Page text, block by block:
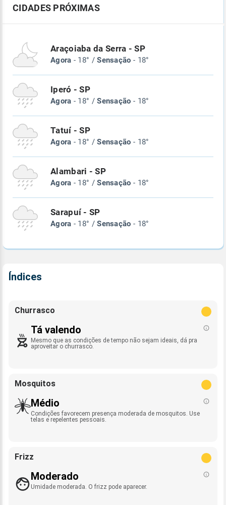
CIDADES PRÓXIMAS
Araçoiaba da Serra - SP
Agora - 18° /Sensação - 18°
Iperó - SP
Agora - 18° /Sensação - 18°
Tatuí - SP
Agora - 18° /Sensação - 18°
Alambari - SP
Agora - 18° /Sensação - 18°
Sarapuí - SP
Agora - 18° /Sensação - 18°
Índices
Churrasco
Tá valendo
Mesmo que as condições de tempo não sejam ideais, dá pra
aproveitar o churrasco.
Mosquitos
Médio
Condições favorecem presença moderada de mosquitos. Use
telas e repelentes pessoais.
Frizz
Moderado
Umidade moderada. O frizz pode aparecer.